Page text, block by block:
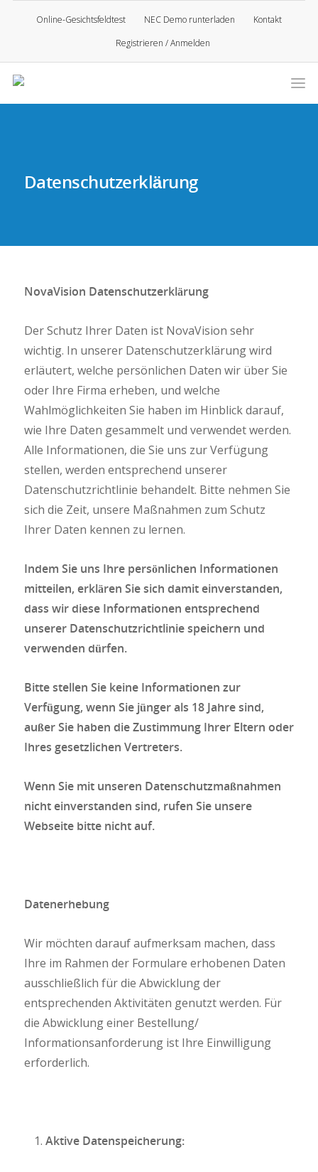
Online-Gesichtsfeldtest NEC Demo runterladen
Kontakt
Registrieren / Anmelden
Datenschutzerklärung
NovaVision Datenschutzerklärung
Der Schutz Ihrer Daten ist NovaVision sehr
wichtig. In unserer Datenschutzerklärung wird
erläutert, welche persönlichen Daten wir über Sie
oder Ihre Firma erheben, und welche
Wahlmöglichkeiten Sie haben im Hinblick darauf,
wie Ihre Daten gesammelt und verwendet werden.
Alle Informationen, die Sie uns zur Verfügung
stellen, werden entsprechend unserer
Datenschutzrichtlinie behandelt. Bitte nehmen Sie
sich die Zeit, unsere Maßnahmen zum Schutz
Ihrer Daten kennen zu lernen.
Indem Sie uns Ihre persönlichen Informationen
mitteilen, erklären Sie sich damit einverstanden,
dass wir diese Informationen entsprechend
unserer Datenschutzrichtlinie speichern und
verwenden dürfen.
Bitte stellen Sie keine Informationen zur
Verfügung, wenn Sie jünger als 18 Jahre sind,
außer Sie haben die Zustimmung Ihrer Eltern oder
Ihres gesetzlichen Vertreters.
Wenn Sie mit unseren Datenschutzmaßnahmen
nicht einverstanden sind, rufen Sie unsere
Webseite bitte nicht auf.
Datenerhebung
Wir möchten darauf aufmerksam machen, dass
Ihre im Rahmen der Formulare erhobenen Daten
ausschließlich für die Abwicklung der
entsprechenden Aktivitäten genutzt werden. Für
die Abwicklung einer Bestellung/
Informationsanforderung ist Ihre Einwilligung
erforderlich.
Aktive Datenspeicherung: